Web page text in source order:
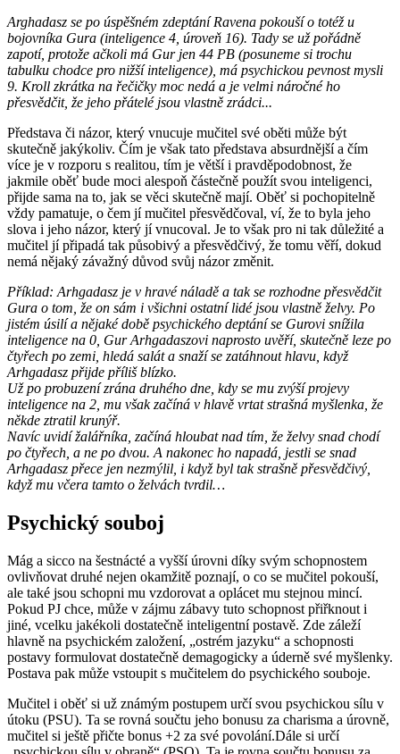
Arghadasz se po úspěšném zdeptání Ravena pokouší o totéž u
bojovníka Gura (inteligence 4, úroveň 16). Tady se už pořádně
zapotí, protože ačkoli má Gur jen 44 PB (posuneme si trochu
tabulku chodce pro nižší inteligence), má psychickou pevnost mysli
9. Kroll zkrátka na řečičky moc nedá a je velmi náročné ho
přesvědčit, že jeho přátelé jsou vlastně zrádci...
Představa či názor, který vnucuje mučitel své oběti může být
skutečně jakýkoliv. Čím je však tato představa absurdnější a čím
více je v rozporu s realitou, tím je větší i pravděpodobnost, že
jakmile oběť bude moci alespoň částečně použít svou inteligenci,
přijde sama na to, jak se věci skutečně mají. Oběť si pochopitelně
vždy pamatuje, o čem jí mučitel přesvědčoval, ví, že to byla jeho
slova i jeho názor, který jí vnucoval. Je to však pro ni tak důležité a
mučitel jí připadá tak působivý a přesvědčivý, že tomu věří, dokud
nemá nějaký závažný důvod svůj názor změnit.
Příklad: Arhgadasz je v hravé náladě a tak se rozhodne přesvědčit
Gura o tom, že on sám i všichni ostatní lidé jsou vlastně želvy. Po
jistém úsilí a nějaké době psychického deptání se Gurovi snížila
inteligence na 0, Gur Arhgadaszovi naprosto uvěří, skutečně leze po
čtyřech po zemi, hledá salát a snaží se zatáhnout hlavu, když
Arhgadasz přijde příliš blízko.
Už po probuzení zrána druhého dne, kdy se mu zvýší projevy
inteligence na 2, mu však začíná v hlavě vrtat strašná myšlenka, že
někde ztratil krunýř.
Navíc uvidí žalářníka, začíná hloubat nad tím, že želvy snad chodí
po čtyřech, a ne po dvou. A nakonec ho napadá, jestli se snad
Arhgadasz přece jen nezmýlil, i když byl tak strašně přesvědčivý,
když mu včera tamto o želvách tvrdil…
Psychický souboj
Mág a sicco na šestnácté a vyšší úrovni díky svým schopnostem
ovlivňovat druhé nejen okamžitě poznají, o co se mučitel pokouší,
ale také jsou schopni mu vzdorovat a oplácet mu stejnou mincí.
Pokud PJ chce, může v zájmu zábavy tuto schopnost přiřknout i
jiné, vcelku jakékoli dostatečně inteligentní postavě. Zde záleží
hlavně na psychickém založení, „ostrém jazyku“ a schopnosti
postavy formulovat dostatečně demagogicky a úderně své myšlenky.
Postava pak může vstoupit s mučitelem do psychického souboje.
Mučitel i oběť si už známým postupem určí svou psychickou sílu v
útoku (PSU). Ta se rovná součtu jeho bonusu za charisma a úrovně,
mučitel si ještě přičte bonus +2 za své povolání.Dále si určí